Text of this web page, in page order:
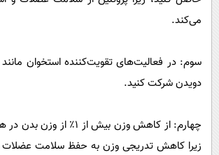
می‌کند.
سوم: در فعالیت‌های تقویت‌کننده استخوان مانند
دویدن شرکت کنید.
چهارم: از کاهش وزن بیش از ۱٪
زیرا کاهش تدریجی وزن به حفظ سلامت